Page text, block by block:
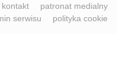
kontakt
patronat medialny
serwisu
polityka cookie